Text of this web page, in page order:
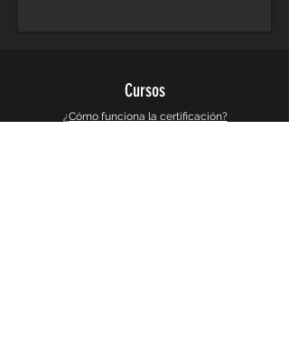
Cursos
¿Cómo funciona la certificación?